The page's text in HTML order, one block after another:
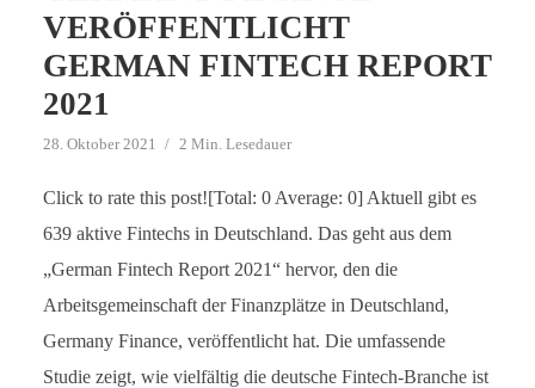
VERÖFFENTLICHT
GERMAN FINTECH REPORT
2021
28. Oktober 2021 2 Min. Lesedauer
Click to rate this post![Total: 0 Average: 0] Aktuell gibt es
639 aktive Fintechs in Deutschland. Das geht aus dem
„German Fintech Report 2021“ hervor, den die
Arbeitsgemeinschaft der Finanzplätze in Deutschland,
Germany Finance, veröffentlicht hat. Die umfassende
Studie zeigt, wie vielfältig die deutsche Fintech-Branche ist